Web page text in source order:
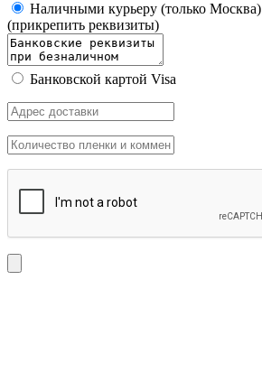
Наличными курьеру (только Москва)
(прикрепить реквизиты)
Банковской картой Visa